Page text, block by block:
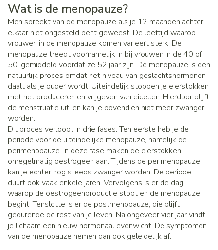
Wat is de menopauze?
Men spreekt van de menopauze als je 12 maanden achter
elkaar niet ongesteld bent geweest. De leeftijd waarop
vrouwen in de menopauze komen varieert sterk. De
menopauze treedt voornamelijk in bij vrouwen in de 40 of
50, gemiddeld voordat ze 52 jaar zijn. De menopauze is een
natuurlijk proces omdat het niveau van geslachtshormonen
daalt als je ouder wordt. Uiteindelijk stoppen je eierstokken
met het produceren en vrijgeven van eicellen. Hierdoor blijft
de menstruatie uit, en kan je bovendien niet meer zwanger
worden.
Dit proces verloopt in drie fases. Ten eerste heb je de
periode voor de uiteindelijke menopauze, namelijk de
perimenopauze. In deze fase maken de eierstokken
onregelmatig oestrogeen aan. Tijdens de perimenopauze
kan je echter nog steeds zwanger worden. De periode
duurt ook vaak enkele jaren. Vervolgens is er de dag
waarop de oestrogeenproductie stopt en de menopauze
begint. Tenslotte is er de postmenopauze, die blijft
gedurende de rest van je leven. Na ongeveer vier jaar vindt
je lichaam een nieuw hormonaal evenwicht. De symptomen
van de menopauze nemen dan ook geleidelijk af.